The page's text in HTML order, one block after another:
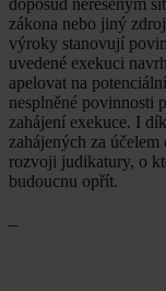
zákona nebo jiný
výroky stanovují
uvedené exekuci
apelovat na
nesplněné povinnosti
zahájení exekuce. I
zahájených za
rozvoji judikatury, o
budoucnu opřít.